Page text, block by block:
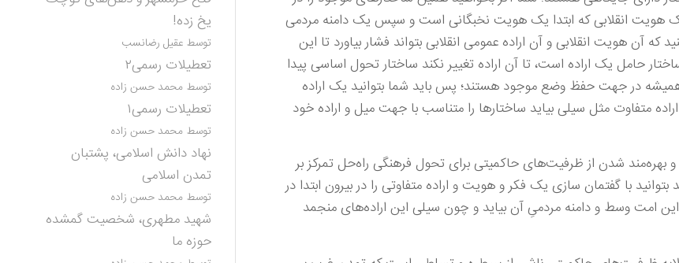
هویت انقلابی که ابتدا یک هویت نخبگانی است و سپس یک دامنه مردمی
که آن هویت انقلابی و آن اراده عمومی انقلابی بتواند فشار بیاورد تا این
حامل یک اراده است، تا آن اراده تغییر نکند ساختار تحول اساسی پیدا
همیشه در جهت حفظ وضع موجود هستند؛ پس باید شما بتوانید یک اراده
متفاوت مثل سیلی بیاید ساختارها را متناسب با جهت میل و اراده خود
بهره‌مند شدن از ظرفیت‌های حاکمیتی برای تحول فرهنگی راه‌حل تمرکز بر
با گفتمان سازی یک فکر و هویت و اراده متفاوتی را در بیرون ابتدا در
امت وسط و دامنه مردمیِ آن بیاید و چون سیلی این اراده‌های منجمد
یخ زده!
توسط عقیل رضانسب
تعطیلات رسمی۲
توسط محمد حسن زاده
تعطیلات رسمی۱
توسط محمد حسن زاده
نهاد دانش اسلامی، پشتبان
تمدن اسلامی
توسط محمد حسن زاده
شهید مطهری، شخصیت گمشده
حوزه ما